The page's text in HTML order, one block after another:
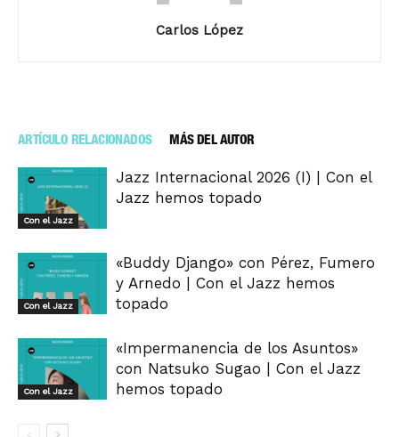
Carlos López
ARTÍCULO RELACIONADOS MÁS DEL AUTOR
Con el Jazz
Jazz Internacional 2026 (I) | Con el
Jazz hemos topado
Con el Jazz
«Buddy Django» con Pérez, Fumero
y Arnedo | Con el Jazz hemos
topado
Con el Jazz
«Impermanencia de los Asuntos»
con Natsuko Sugao | Con el Jazz
hemos topado